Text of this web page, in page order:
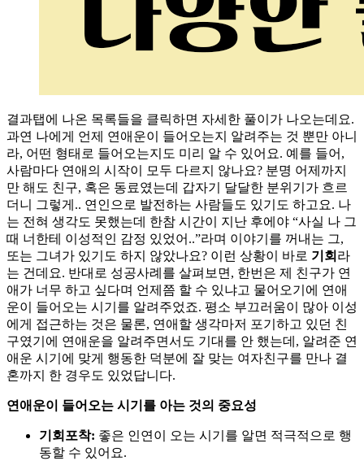
결과탭에 나온 목록들을 클릭하면 자세한 풀이가 나오는데요.
과연 나에게 언제 연애운이 들어오는지 알려주는 것 뿐만 아니
라, 어떤 형태로 들어오는지도 미리 알 수 있어요. 예를 들어,
사람마다 연애의 시작이 모두 다르지 않나요? 분명 어제까지
만 해도 친구, 혹은 동료였는데 갑자기 달달한 분위기가 흐르
더니 그렇게.. 연인으로 발전하는 사람들도 있기도 하고요. 나
는 전혀 생각도 못했는데 한참 시간이 지난 후에야 “사실 나 그
때 너한테 이성적인 감정 있었어..”라며 이야기를 꺼내는 그,
또는 그녀가 있기도 하지 않았나요? 이런 상황이 바로 기회 라
는 건데요. 반대로 성공사례를 살펴보면, 한번은 제 친구가 연
애가 너무 하고 싶다며 언제쯤 할 수 있냐고 물어오기에 연애
운이 들어오는 시기를 알려주었죠. 평소 부끄러움이 많아 이성
에게 접근하는 것은 물론, 연애할 생각마저 포기하고 있던 친
구였기에 연애운을 알려주면서도 기대를 안 했는데, 알려준 연
애운 시기에 맞게 행동한 덕분에 잘 맞는 여자친구를 만나 결
혼까지 한 경우도 있었답니다.
연애운이 들어오는 시기를 아는 것의 중요성
기회포착: 좋은 인연이 오는 시기를 알면 적극적으로 행
동할 수 있어요.